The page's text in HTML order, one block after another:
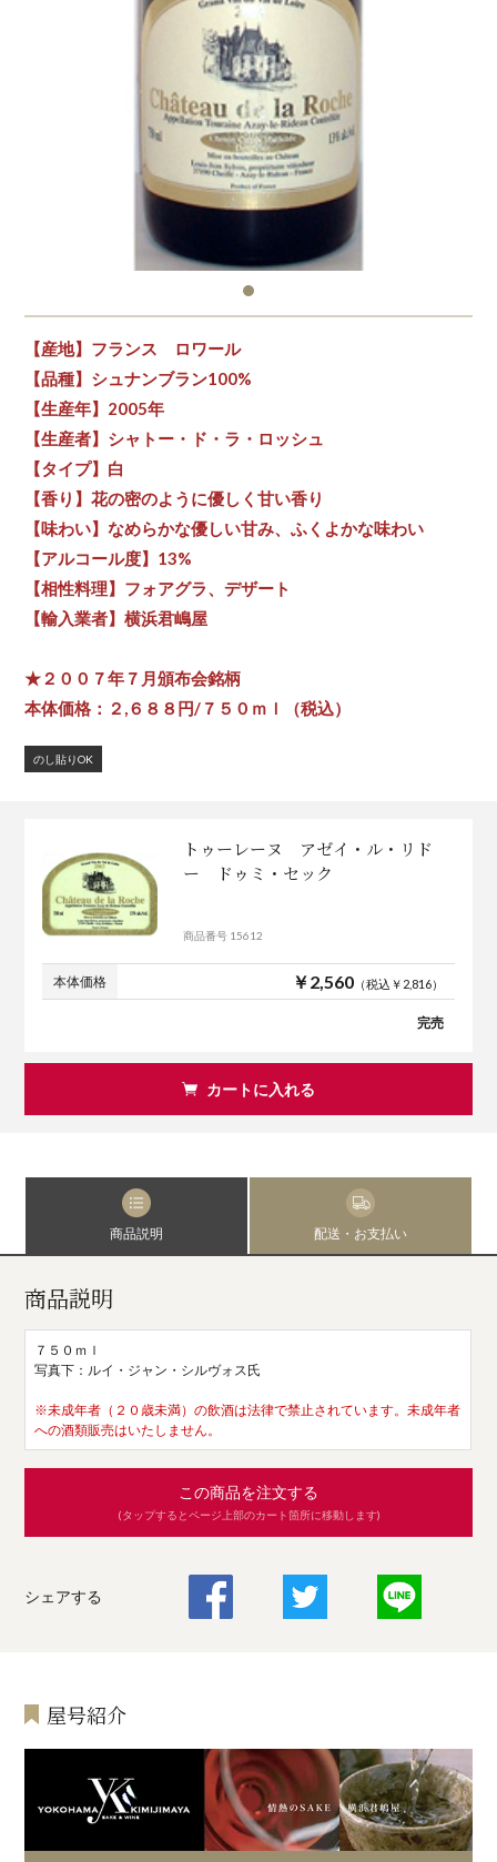
【産地】フランス ロワール
【品種】シュナンブラン100%
【生産年】2005年
【生産者】シャトー・ド・ラ・ロッシュ
【タイプ】白
【香り】花の密のように優しく甘い香り
【味わい】なめらかな優しい甘み、ふくよかな味わい
【アルコール度】13%
【相性料理】フォアグラ、デザート
【輸入業者】横浜君嶋屋
★２００７年７月頒布会銘柄
本体価格：２,６８８円/７５０ｍｌ（税込）
のし貼りOK
トゥーレーヌ アゼイ・ル・リド
ー ドゥミ・セック
商品番号 15612
本体価格 ￥2,560（税込￥2,816）
完売
カートに入れる
商品説明 配送・お支払い
商品説明
７５０ｍｌ
写真下：ルイ・ジャン・シルヴォス氏
※未成年者（２０歳未満）の飲酒は法律で禁止されています。未成年者
への酒類販売はいたしません。
この商品を注文する
(タップするとページ上部のカート箇所に移動します)
シェアする
屋号紹介